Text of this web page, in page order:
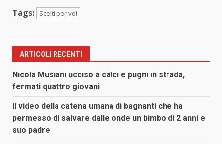
Tags: Scelti per voi
ARTICOLI RECENTI
Nicola Musiani ucciso a calci e pugni in strada,
fermati quattro giovani
Il video della catena umana di bagnanti che ha
permesso di salvare dalle onde un bimbo di 2 anni e
suo padre